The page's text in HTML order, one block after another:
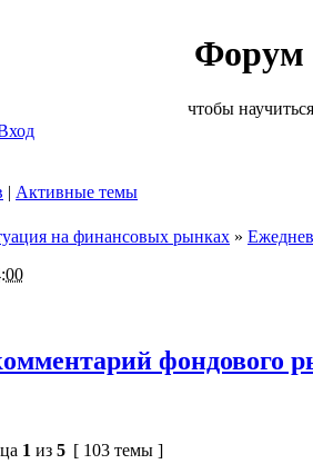
Форум
чтобы
| Активные темы
на финансовых рынках »
фондового
1 из 5 [ 103 темы ]